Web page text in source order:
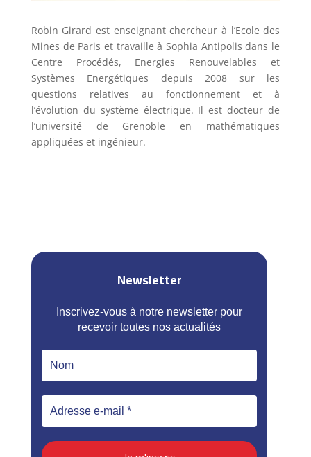
Robin Girard est enseignant chercheur à l’Ecole des
Mines de Paris et travaille à Sophia Antipolis dans le
Centre Procédés, Energies Renouvelables et
Systèmes Energétiques depuis 2008 sur les
questions relatives au fonctionnement et à
l’évolution du système électrique. Il est docteur de
l’université de Grenoble en mathématiques
appliquées et ingénieur.
Newsletter
Inscrivez-vous à notre newsletter pour
recevoir toutes nos actualités